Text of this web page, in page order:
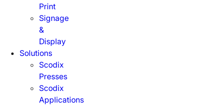
Print
Signage
&
Display
Solutions
Scodix
Presses
Scodix
Applications